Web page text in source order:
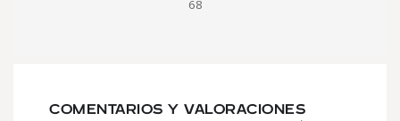
68
COMENTARIOS Y VALORACIONES